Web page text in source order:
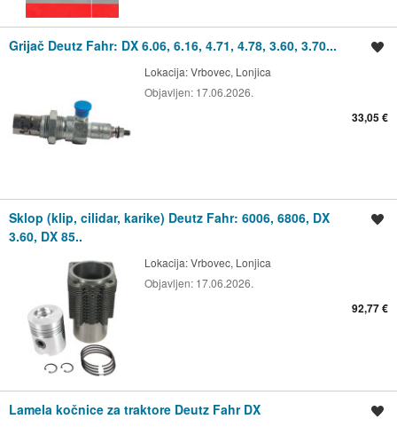
Grijač Deutz Fahr: DX 6.06, 6.16, 4.71, 4.78, 3.60, 3.70...
Lokacija:Vrbovec, Lonjica
Objavljen: 17.06.2026.
33,05 €
Sklop (klip, cilidar, karike) Deutz Fahr: 6006, 6806, DX
3.60, DX 85..
Lokacija:Vrbovec, Lonjica
Objavljen: 17.06.2026.
92,77 €
Lamela kočnice za traktore Deutz Fahr DX